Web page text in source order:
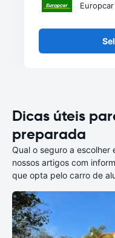
Europcar
Dicas úteis
preparada
Qual o seguro a escolher
nossos artigos com
que opta pelo carro de